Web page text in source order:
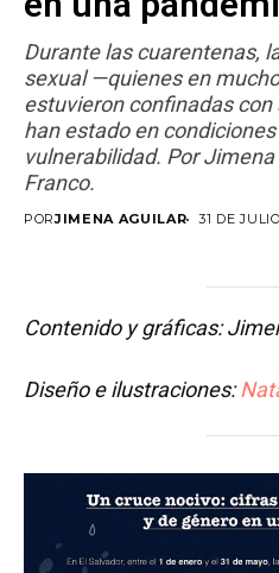
Durante las cuarentenas,
sexual —quienes en
estuvieron confinadas
han estado en
vulnerabilidad. Por
Franco.
PORJIMENA AGUILAR 31 DE
Contenido y gráficas:
Diseño e ilustraciones: